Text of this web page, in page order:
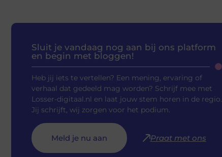
Sluit je vandaag nog aan bij ons platform
en begin met bloggen!
Heb jij iets te vertellen? Een mening, ervaring of
verhaal dat gedeeld mag worden? Schrijf mee met
Losser-digitaal.nl en laat jouw stem horen in de regio.
Jij schrijft, wij zorgen voor het podium.
Meld je nu aan Praat met ons